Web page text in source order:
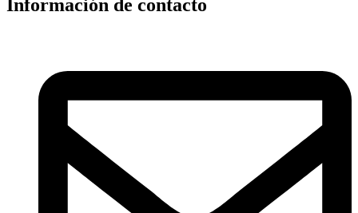
Información de contacto